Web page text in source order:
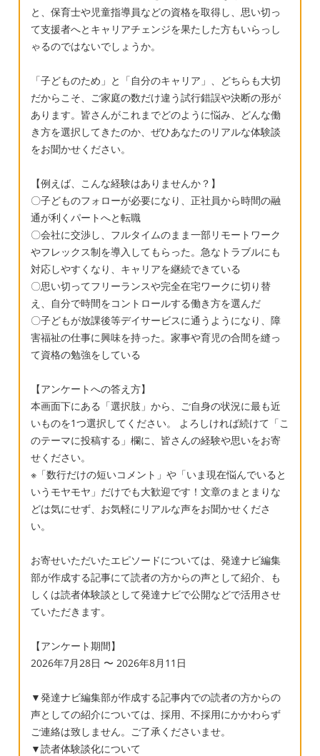
で本人が困ったら薬を始めると言われました
が…」 「薬は必要ありません。意味ないで
す。多動や衝動があるなら別ですが、彼の場
合は薬で集中させる必要は無く、精神遅滞で
すから わからなくて出来ないだけなんです。
彼がつまっている所から学習する必要があり
ますから… 予約を入れてるなら次回は行かれ
てもいいでしょうが、違う診断が出たと わざ
てる訳じゃないですから薬も診察も必要ない
ですよ。今後は教育センターや児童相談所で
の面談だけで大丈夫だと思います」と… 時期
的に急がないといけないのは わかりますが、
簡単に決められる事じゃないので、本当に転
校させていいのか？と悩んでしまいます。中
学から支援級に行かれた方、今現在 中学の支
援級に通われている方、支援級に進まれて良
かった事や困った事など教えていただければ
と思います。宜しくお願い致します。
だり、学校や教育センターに相談したりして
きましたが結局同じことで毎回悩んでしまい
ます。 やっぱり大丈夫かな？個性の範囲なの
か？と思ってしまったり。。 やっぱり下の子
たちとは違う！専門医に診てもらうべきだと
思ったり。 みなさん、診察をうける決意をし
たきっかけは何ですか？ また、学校の気にし
すぎ大丈夫はやはり間違っていて自分の勘が
しゃいますか？
と、保育士や児童指導員などの資格を取得し、思い切っ
て支援者へとキャリアチェンジを果たした方もいらっし
ゃるのではないでしょうか。
「子どものため」と「自分のキャリア」、どちらも大切
だからこそ、ご家庭の数だけ違う試行錯誤や決断の形が
あります。皆さんがこれまでどのように悩み、どんな働
き方を選択してきたのか、ぜひあなたのリアルな体験談
をお聞かせください。
【例えば、こんな経験はありませんか？】
〇子どものフォローが必要になり、正社員から時間の融
通が利くパートへと転職
〇会社に交渉し、フルタイムのまま一部リモートワーク
やフレックス制を導入してもらった。急なトラブルにも
対応しやすくなり、キャリアを継続できている
〇思い切ってフリーランスや完全在宅ワークに切り替
え、自分で時間をコントロールする働き方を選んだ
〇子どもが放課後等デイサービスに通うようになり、障
害福祉の仕事に興味を持った。家事や育児の合間を縫っ
て資格の勉強をしている
【アンケートへの答え方】
本画面下にある「選択肢」から、ご自身の状況に最も近
いものを1つ選択してください。 よろしければ続けて「こ
のテーマに投稿する」欄に、皆さんの経験や思いをお寄
せください。
※「数行だけの短いコメント」や「いま現在悩んでいると
いうモヤモヤ」だけでも大歓迎です！文章のまとまりな
どは気にせず、お気軽にリアルな声をお聞かせくださ
い。
お寄せいただいたエピソードについては、発達ナビ編集
部が作成する記事にて読者の方からの声として紹介、も
しくは読者体験談として発達ナビで公開などで活用させ
ていただきます。
【アンケート期間】
2026年7月28日 〜 2026年8月11日
▼発達ナビ編集部が作成する記事内での読者の方からの
声としての紹介については、採用、不採用にかかわらず
ご連絡は致しません。ご了承くださいませ。
▼読者体験談化について